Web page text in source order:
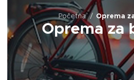
Početna Oprema
Oprema za